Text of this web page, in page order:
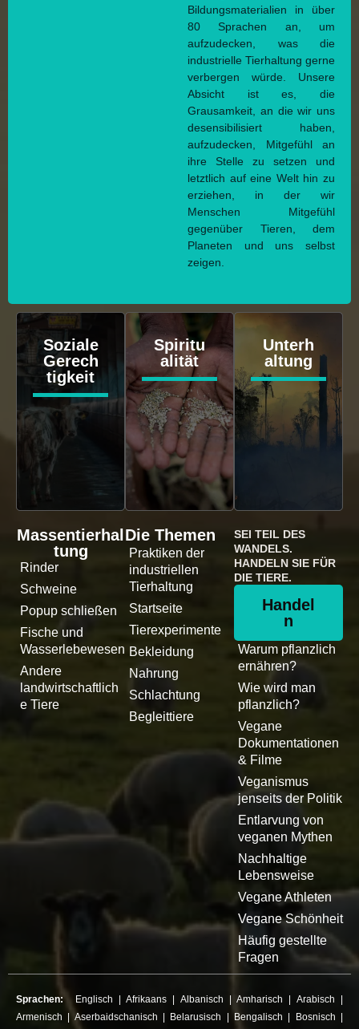
Bildungsmaterialien in über
80 Sprachen an, um
aufzudecken, was die
industrielle Tierhaltung gerne
verbergen würde. Unsere
Absicht ist es, die
Grausamkeit, an die wir uns
desensibilisiert haben,
aufzudecken, Mitgefühl an
ihre Stelle zu setzen und
letztlich auf eine Welt hin zu
erziehen, in der wir
Menschen Mitgefühl
gegenüber Tieren, dem
Planeten und uns selbst
zeigen.
Soziale
Gerech
tigkeit
Spiritu
alität
Unterh
altung
Massentierhal
tung
Rinder
Schweine
Popup schließen
Fische und
Wasserlebewesen
Andere
landwirtschaftlich
e Tiere
Die Themen
Praktiken der
industriellen
Tierhaltung
Startseite
Tierexperimente
Bekleidung
Nahrung
Schlachtung
Begleittiere
SEI TEIL DES
WANDELS.
HANDELN SIE FÜR
DIE TIERE.
Handel
n
Warum pflanzlich
ernähren?
Wie wird man
pflanzlich?
Vegane
Dokumentationen
& Filme
Veganismus
jenseits der Politik
Entlarvung von
veganen Mythen
Nachhaltige
Lebensweise
Vegane Athleten
Vegane Schönheit
Häufig gestellte
Fragen
Sprachen: Englisch |Afrikaans Albanisch |Amharisch Arabisch
Armenisch
Aserbaidschanisch Belarusisch Bengalisch Bosnisch